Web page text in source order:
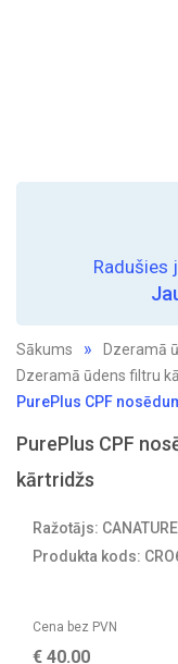
Radušies
Sākums
Dzeramā
Dzeramā ūdens filtru
PurePlus CPF
PurePlus CPF
kārtridžs
Ražotājs: CANATURE
Produkta kods:
Cena bez PVN
€ 40.00